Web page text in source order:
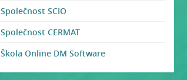
Společnost SCIO
Společnost CERMAT
Škola Online DM Software